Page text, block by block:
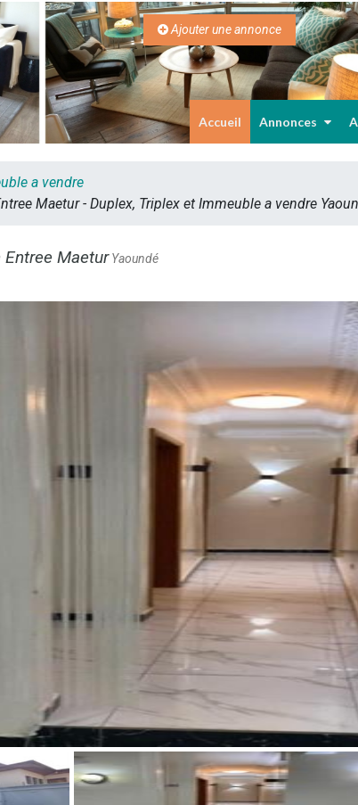
Ajouter une annonce
Accueil Annonces
a vendre
Maetur - Duplex, Triplex et Immeuble a vendre
MaeturYaoundé